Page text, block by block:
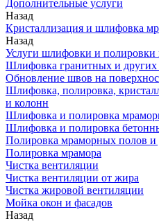
Дополнительные услуги
Назад
Кристаллизация и шлифовка
Назад
Услуги шлифовки и полировки
Шлифовка гранитных и других
Обновление швов на
Шлифовка, полировка,
и колонн
Шлифовка и полировка
Шлифовка и полировка
Полировка мраморных полов и
Полировка мрамора
Чистка вентиляции
Чистка вентиляции от жира
Чистка жировой вентиляции
Мойка окон и фасадов
Назад